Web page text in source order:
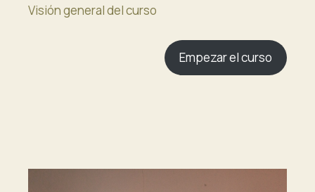
Visión general del curso
Empezar el curso